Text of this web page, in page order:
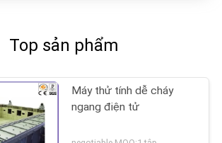
Top sản phẩm
Máy thử tính dễ cháy
ngang điện tử